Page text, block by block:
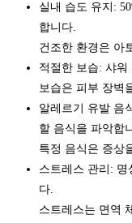
실내 습도 유지:
합니다.
건조한 환경은 아
적절한 보습: 샤워
보습은 피부 장벽
알레르기 유발 음
할 음식을 파악합
특정 음식은 증상
스트레스 관리: 명
다.
스트레스는 면역